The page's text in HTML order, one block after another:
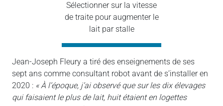
Sélectionner sur la vitesse
de traite pour augmenter le
lait par stalle
Jean-Joseph Fleury a tiré des enseignements de ses
sept ans comme consultant robot avant de s’installer en
2020 : « À l’époque, j’ai observé que sur les dix élevages
qui faisaient le plus de lait, huit étaient en logettes